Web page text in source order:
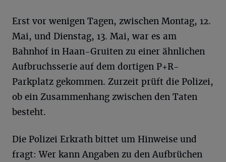
Erst vor wenigen Tagen, zwischen Montag, 12.
Mai, und Dienstag, 13. Mai, war es am
Bahnhof in Haan-Gruiten zu einer ähnlichen
Aufbruchsserie auf dem dortigen P+R-
Parkplatz gekommen. Zurzeit prüft die Polizei,
ob ein Zusammenhang zwischen den Taten
besteht.
Die Polizei Erkrath bittet um Hinweise und
fragt: Wer kann Angaben zu den Aufbrüchen